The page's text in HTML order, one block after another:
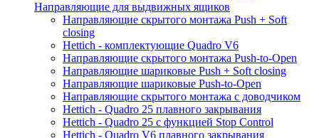
Направляющие для выдвижных ящиков
Направляющие скрытого монтажа Push + Soft
closing
Hettich - комплектующие Quadro V6
Направляющие скрытого монтажа Push-to-Open
Направляющие шариковые Push + Soft closing
Направляющие шариковые Push-to-Open
Направляющие скрытого монтажа с доводчиком
Hettich - Quadro 25 плавного закрывания
Hettich - Quadro 25 с функцией Stop Control
Hettich - Quadro V6 плавного закрывания